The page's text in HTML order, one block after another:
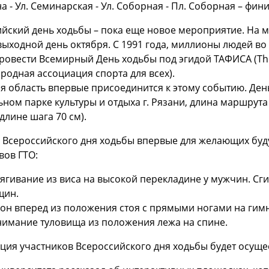
- Ул. Семинарская - Ул. Соборная - Пл. Соборная –
день ходьбы – пока еще новое мероприятие.
день октября. С 1991 года, миллионы людей
Всемирный День ходьбы под эгидой ТАФИСА
ассоциация спорта для всех).
область впервые присоединится к этому событию.
парке культуры и отдыха г. Рязани, длина
шага 70 см).
Всероссийского дня ходьбы впервые для желающих
ГТО:
из виса на высокой перекладине у мужчин.
вперед из положения стоя с прямыми ногами на
туловища из положения лежа на спине.
участников Всероссийского дня ходьбы будет